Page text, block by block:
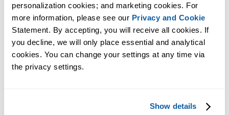
personalization cookies; and marketing cookies. For
more information, please see our Privacy and Cookie
Statement. By accepting, you will receive all cookies. If
you decline, we will only place essential and analytical
cookies. You can change your settings at any time via
the privacy settings.
Show details